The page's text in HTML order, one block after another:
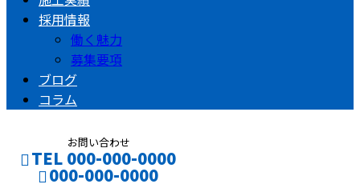
採用情報
働く魅力
募集要項
ブログ
コラム
お問い合わせ
TEL 000-000-0000
000-000-0000